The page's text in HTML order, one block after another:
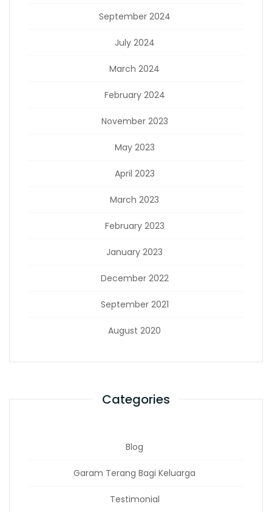
September 2024
July 2024
March 2024
February 2024
November 2023
May 2023
April 2023
March 2023
February 2023
January 2023
December 2022
September 2021
August 2020
Categories
Blog
Garam Terang Bagi Keluarga
Testimonial